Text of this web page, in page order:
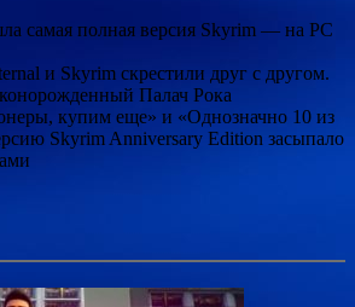
самая полная версия Skyrim — на PC
и Skyrim скрестили друг с другом.
Палач Рока
купим еще» и «Однозначно 10 из
Skyrim Anniversary Edition засыпало